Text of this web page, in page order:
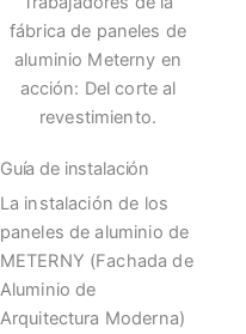
fábrica de paneles de
aluminio Meterny en
acción: Del corte al
revestimiento.
Guía de instalación
La instalación de los
paneles de aluminio de
METERNY (Fachada de
Aluminio de
Arquitectura Moderna)